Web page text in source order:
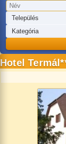
Hotel